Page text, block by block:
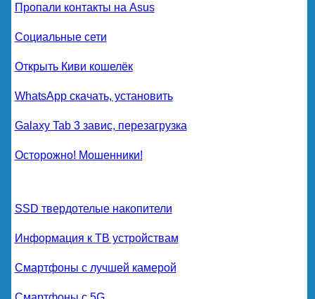
Пропали контакты на Asus
Социальные сети
Открыть Киви кошелёк
WhatsApp скачать, установить
Galaxy Tab 3 завис, перезагрузка
Осторожно! Мошенники!
SSD твердотелые накопители
Информация к ТВ устройствам
Смартфоны с лучшей камерой